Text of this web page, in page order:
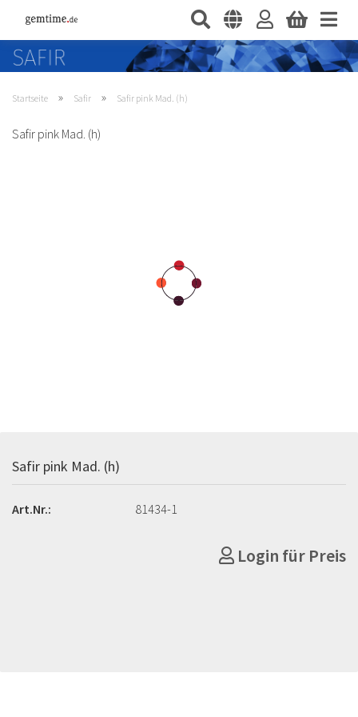
Startseite » Safir » Safir pink Mad. (h)
Safir pink Mad. (h)
Safir pink Mad. (h)
Art.Nr.: 81434-1
Login für Preis